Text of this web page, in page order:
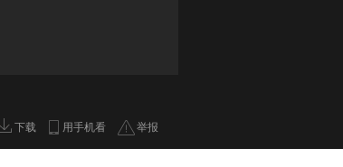
下载 用手机看 举报